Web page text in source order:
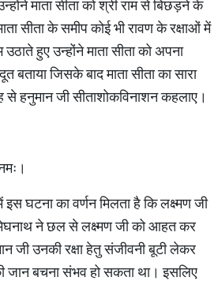
माता सीता को श्री राम से बिछड़ने के
सीता के समीप कोई भी रावण के रक्षाओं में
हुए उन्होंने माता सीता को अपना
बताया जिसके बाद माता सीता का सारा
से हनुमान जी सीताशोकविनाशन कहलाए।
घटना का वर्णन मिलता है कि लक्ष्मण जी
ने छल से लक्ष्मण जी को आहत कर
जी उनकी रक्षा हेतु संजीवनी बूटी लेकर
बचना संभव हो सकता था। इसलिए